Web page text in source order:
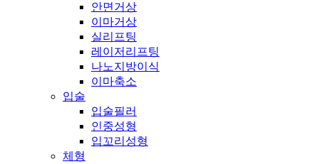
안면거상
이마거상
실리프팅
레이저리프팅
나노지방이식
이마축소
입술
입술필러
인중성형
입꼬리성형
체형